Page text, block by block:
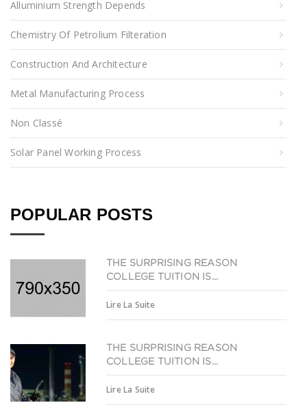
Alluminium Strength Depends
Chemistry Of Petrolium Filteration
Construction And Architecture
Metal Manufacturing Process
Non Classé
Solar Panel Working Process
POPULAR POSTS
THE SURPRISING REASON
COLLEGE TUITION IS...
Lire La Suite
THE SURPRISING REASON
COLLEGE TUITION IS...
Lire La Suite